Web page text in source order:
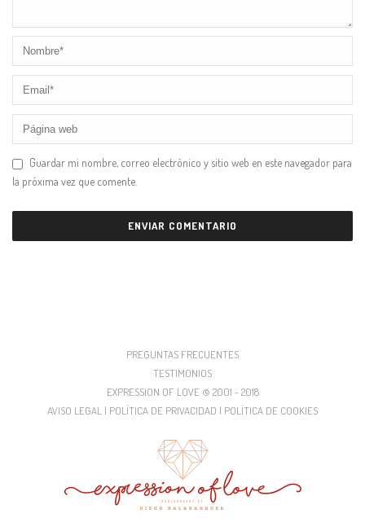
Guardar mi nombre, correo electrónico y sitio web en este navegador para
la próxima vez que comente.
PREGUNTAS FRECUENTES
TESTIMONIOS
EXPRESSION OF LOVE © 2001 - 2018
AVISO LEGAL | POLÍTICA DE PRIVACIDAD | POLÍTICA DE COOKIES